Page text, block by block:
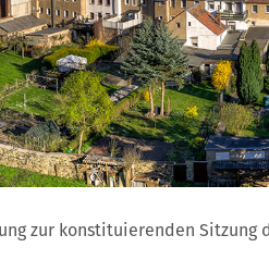
zur konstituierenden Sitzung